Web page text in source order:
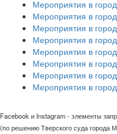
Мероприятия в
Мероприятия в
Мероприятия в
Мероприятия в
Мероприятия в
Мероприятия в
Мероприятия в
Мероприятия в
Facebook и Instagram - элементы
(по решению Тверского суда города